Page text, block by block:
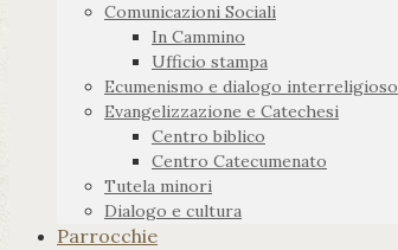
Comunicazioni Sociali
In Cammino
Ufficio stampa
Ecumenismo e dialogo interreligioso
Evangelizzazione e Catechesi
Centro biblico
Centro Catecumenato
Tutela minori
Dialogo e cultura
Parrocchie